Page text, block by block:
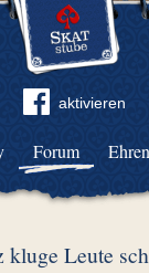
aktivieren
Forum
kluge Leute